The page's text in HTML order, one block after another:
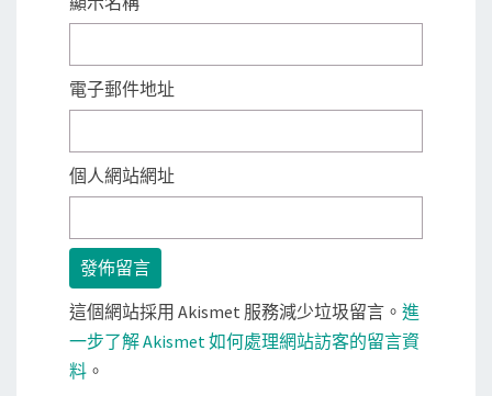
電子郵件地址
個人網站網址
這個網站採用 Akismet 服務減少垃圾留言。 進
一步了解 Akismet 如何處理網站訪客的留言資
料 。